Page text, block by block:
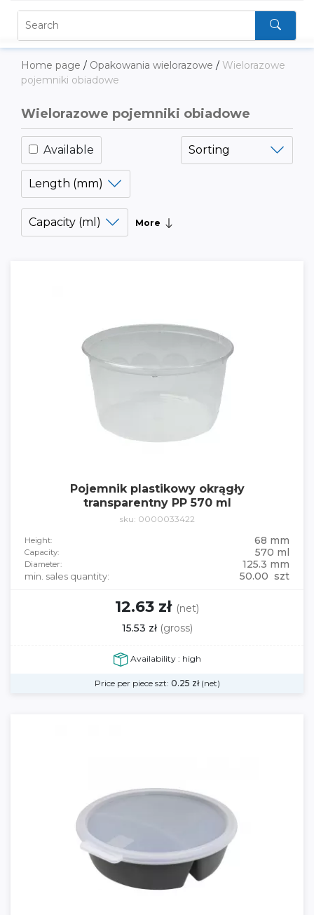
Home page / Opakowania wielorazowe / Wielorazowe
pojemniki obiadowe
Wielorazowe pojemniki obiadowe
Available
Length (mm)
Capacity (ml) More
Sorting
Pojemnik plastikowy okrągły
transparentny PP 570 ml
sku: 0000033422
Height: 68 mm
Capacity: 570 ml
Diameter: 125.3 mm
min. sales quantity: 50.00 szt
12.63 zł (net)
15.53 zł (gross)
Availability : high
Price per piece szt: 0.25 zł(net)